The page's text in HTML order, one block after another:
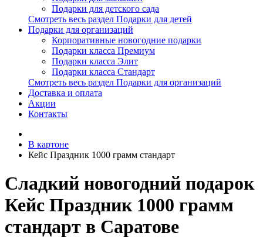
Подарки для детского сада
Смотреть весь раздел Подарки для детей
Подарки для организаций
Корпоративные новогодние подарки
Подарки класса Премиум
Подарки класса Элит
Подарки класса Стандарт
Смотреть весь раздел Подарки для организаций
Доставка и оплата
Акции
Контакты
В картоне
Кейс Праздник 1000 грамм стандарт
Сладкий новогодний подарок
Кейс Праздник 1000 грамм
стандарт в Саратове